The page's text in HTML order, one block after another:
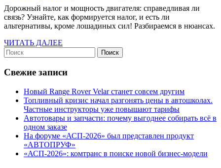
от
мощности
легкового
2025
Дорожный налог и мощность двигателя: справедливая ли
связь? Узнайте, как формируется налог, и есть ли
альтернативы, кроме лошадиных сил! Разбираемся в нюансах.
ЧИТАТЬ ДАЛЕЕ
Найти:
Свежие записи
Новый Range Rover Velar станет совсем другим
Топливный кризис начал разгонять цены в автошколах.
Частные инструкторы уже повышают тарифы
Автотовары и запчасти: почему выгоднее собирать всё в
одном заказе
На форуме «АСП-2026» был представлен продукт
«АВТОПРУФ»
«АСП-2026»: комтранс в поиске новой бизнес-модели